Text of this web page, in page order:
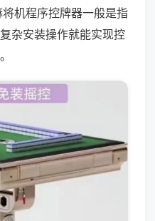
机程序控牌器一般是指
杂安装操作就能实现控